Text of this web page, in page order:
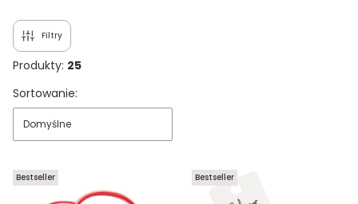
Filtry
Produkty: 25
Lista produktów
Sortowanie:
Domyślne
Bestseller Bestseller